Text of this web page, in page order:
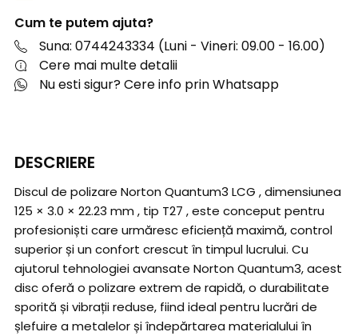
Cum te putem ajuta?
Suna: 0744243334 (Luni - Vineri: 09.00 - 16.00)
Cere mai multe detalii
Nu esti sigur? Cere info prin Whatsapp
DESCRIERE
Discul de polizare Norton Quantum3 LCG , dimensiunea
125 × 3.0 × 22.23 mm , tip T27 , este conceput pentru
profesioniști care urmăresc eficiență maximă, control
superior și un confort crescut în timpul lucrului. Cu
ajutorul tehnologiei avansate Norton Quantum3, acest
disc oferă o polizare extrem de rapidă, o durabilitate
sporită și vibrații reduse, fiind ideal pentru lucrări de
șlefuire a metalelor și îndepărtarea materialului în